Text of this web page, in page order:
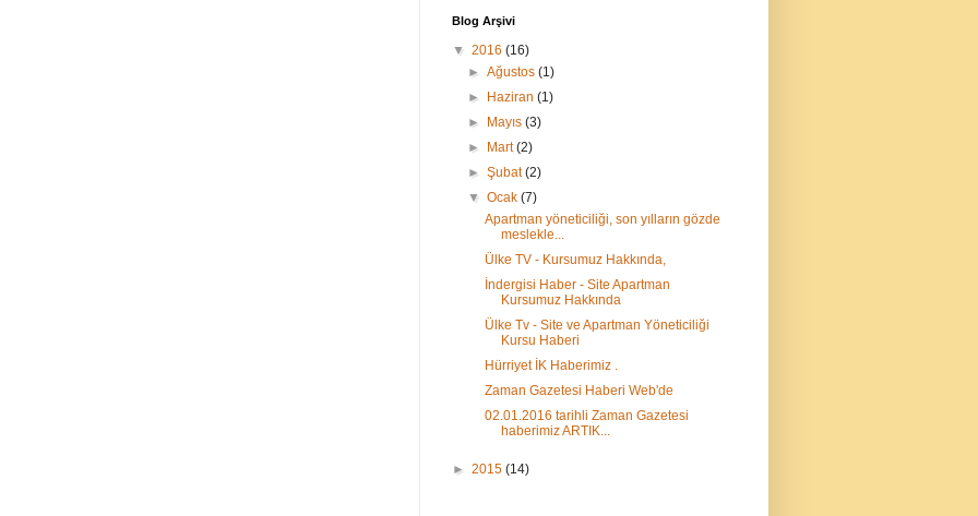
Blog Arşivi
▼ 2016 (16)
►Ağustos(1)
►
Haziran(1)
►
Mayıs(3)
►
Mart(2)
►Şubat(2)
▼Ocak(7)
Apartman yöneticiliği, son yılların gözde
meslekle...
Ülke TV - Kursumuz Hakkında,
İndergisi Haber - Site Apartman
Kursumuz Hakkında
Ülke Tv - Site ve Apartman Yöneticiliği
Kursu Haberi
Hürriyet İK Haberimiz .
Zaman Gazetesi Haberi Web'de
02.01.2016 tarihli Zaman Gazetesi
haberimiz ARTIK...
► 2015 (14)